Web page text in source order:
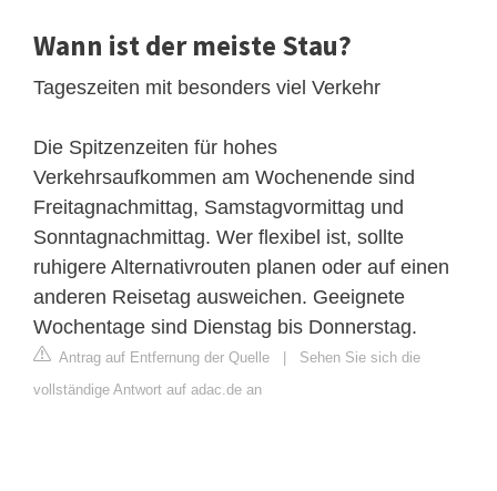
Wann ist der meiste Stau?
Tageszeiten mit besonders viel Verkehr
Die Spitzenzeiten für hohes
Verkehrsaufkommen am Wochenende sind
Freitagnachmittag, Samstagvormittag und
Sonntagnachmittag. Wer flexibel ist, sollte
ruhigere Alternativrouten planen oder auf einen
anderen Reisetag ausweichen. Geeignete
Wochentage sind Dienstag bis Donnerstag.
Antrag auf Entfernung der Quelle | Sehen Sie sich die
vollständige Antwort auf adac.de an